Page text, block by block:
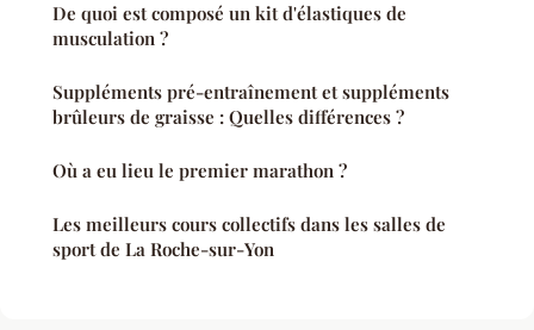
De quoi est composé un kit d'élastiques de
musculation ?
Suppléments pré-entraînement et suppléments
brûleurs de graisse : Quelles différences ?
Où a eu lieu le premier marathon ?
Les meilleurs cours collectifs dans les salles de
sport de La Roche-sur-Yon